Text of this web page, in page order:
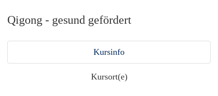
Qigong - gesund gefördert
Kursinfo
Kursort(e)